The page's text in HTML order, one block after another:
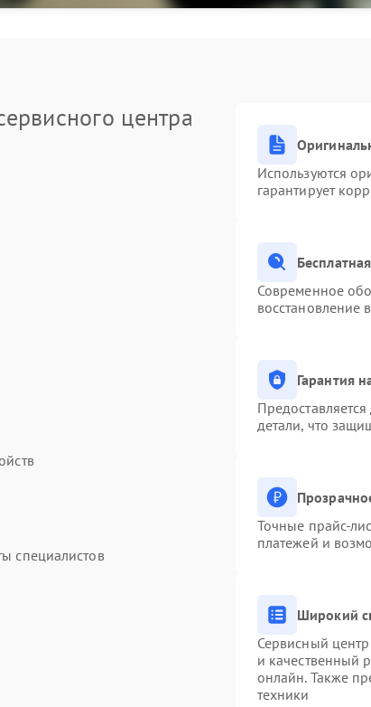
центра
специалистов
Используются
гарантирует
Современное
восстановление
Гарантия
детали, что
Точные прайс-
платежей и
Широкий
Сервисный
и качественный
онлайн. Также
техники